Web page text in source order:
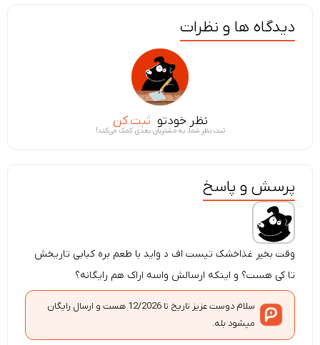
دیدگاه ها و نظرات
نظر خودتو ثبت کن
ثبت نظر شما، به مشتریان بعدی کمک می‌کند!
پرسش و پاسخ
وقت بخیر غذاخشک تیست اف د واید با طعم بره کبابی تاریخش
تا کی هست؟ و اینکه ارسالش واسه اراک هم رایگانه؟
سلام دوست عزیز تاریخ تا 12/2026 هست و ارسال رایگان
میشود بله.